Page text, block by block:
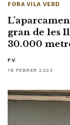
FORA VILA VERD
gran de les
30.000
F.V.
18 FEBRER 2023